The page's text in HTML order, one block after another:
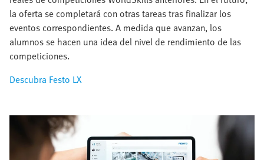
la oferta se completará con otras tareas tras finalizar los
eventos correspondientes. A medida que avanzan, los
alumnos se hacen una idea del nivel de rendimiento de las
competiciones.
Descubra Festo LX